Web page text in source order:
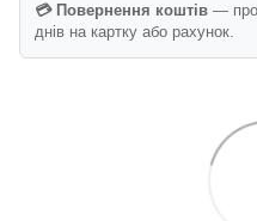
💳 Повернення коштів —
днів на картку або рахунок.